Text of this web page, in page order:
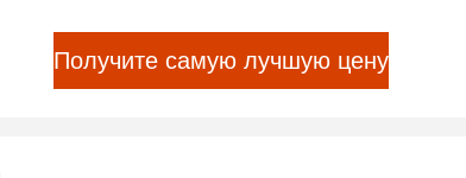
Получите самую лучшую цену